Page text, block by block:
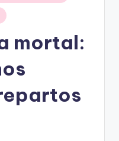
mortal: